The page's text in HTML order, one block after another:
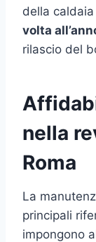
della
volta
rilascio del
nella
Roma
La
principali
impongono